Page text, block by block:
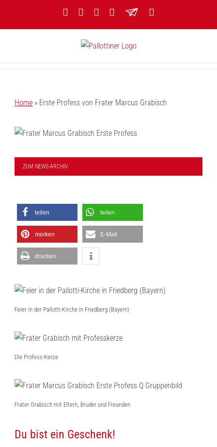
FacebookYouTubeInstagram
Threads
Newsletter
Home » Erste Profess von Frater Marcus Grabisch
ZUM NEWS-ARCHIV
teilen teilen
merken E-Mail
drucken
Feier in der Pallotti-Kirche in Friedberg (Bayern)
Die Profess-Kerze
Frater Grabisch mit Eltern, Bruder und Freunden
Du bist ein Geschenk!